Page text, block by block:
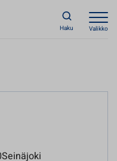
Haku Valikko